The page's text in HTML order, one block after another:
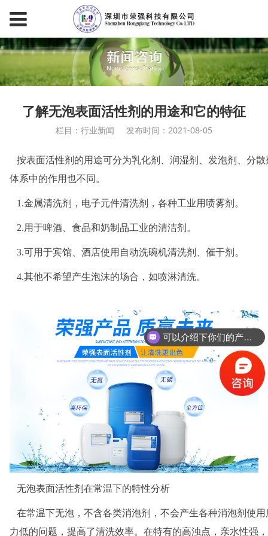
了解无泡表面活性剂的用途和它的特征
栏目：行业新闻 发布时间：2021-08-05
按表面活性剂的用途可分为乳化剂、润湿剂、发泡剂、分
体系中的作用也不同。
1.金属清洗剂，电子元件清洗剂，各种工业用喷雾剂。
2.用于啤酒、食品和奶制品工业的清洁剂。
3.可用于宾馆、酒店使用自动洗碗机清洗剂、催干剂。
4.其他不希望产生泡沫的场合，如喷淋清洗。
无泡表面活性剂 在常温下的特性分析
在常温下无泡，不含各类消泡剂，不会产生各种消泡剂使
力低的问题，提高了清洗效率。在特有的高浊点，亲水性强
可以介绍下你们的产品么？